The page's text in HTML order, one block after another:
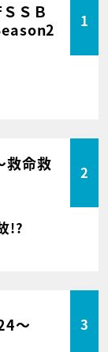
ＳＢ
1
救命救
2
!?
～ 3